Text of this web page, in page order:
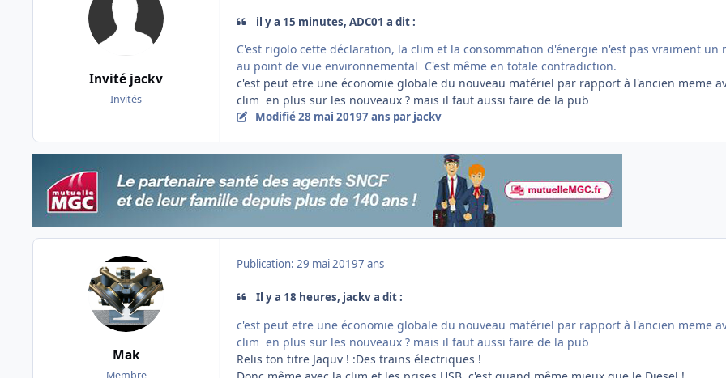
Invité jackv
Invités
il y a 15 minutes, ADC01 a dit :
C'est rigolo cette déclaration, la clim et la consommation d'énergie n'est pas vraiment un
au point de vue environnemental C'est même en totale contradiction.
c'est peut etre une économie globale du nouveau matériel par rapport à l'ancien meme
clim en plus sur les nouveaux ? mais il faut aussi faire de la pub
Modifié28 mai 20197 ans par jackv
Mak
Membre
Publication: 29 mai 20197 ans
Il y a 18 heures, jackv a dit :
c'est peut etre une économie globale du nouveau matériel par rapport à l'ancien meme
clim en plus sur les nouveaux ? mais il faut aussi faire de la pub
Relis ton titre Jaquv ! :Des trains électriques !